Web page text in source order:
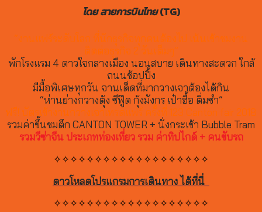
โดย สายการบินไทย(TG)
“งานแฟร์ระดับโลก ที่นักธุรกิจทุกคนต้องไป เน้นเข้าชมงาน
ติดต่อธุรกิจ 2 วันเต็มๆ”
พักโรงแรม 4 ดาวใจกลางเมือง นอนสบาย เดินทางสะดวก ใกล้
ถนนช้อปปิ้ง
มีมื้อพิเศษทุกวัน จานเด็ดที่มากวางเจาต้องได้กิน
“ห่านย่างกวางตุ้ง ซีฟู๊ด กุ้งมังกร เป๋าฮื้อ ติ่มซำ”
ฟรี! บัตรเข้างานกวางเจาเทรดแฟร์ ครั้งที่ 123 Canton fair 2018
รวมค่าขึ้นชมตึก CANTON TOWER + นั่งกระเช้า Bubble Tram
รวมวีซ่าจีน ประเภทท่องเที่ยว รวม ค่าทิปไกด์ + คนขับรถ
✧✧✧✧✧✧✧✧✧✧✧✧✧✧✧✧✧✧✧
ดาวโหลดโปรแกรมการเดินทาง ได้ที่นี่
✧✧✧✧✧✧✧✧✧✧✧✧✧✧✧✧✧✧✧